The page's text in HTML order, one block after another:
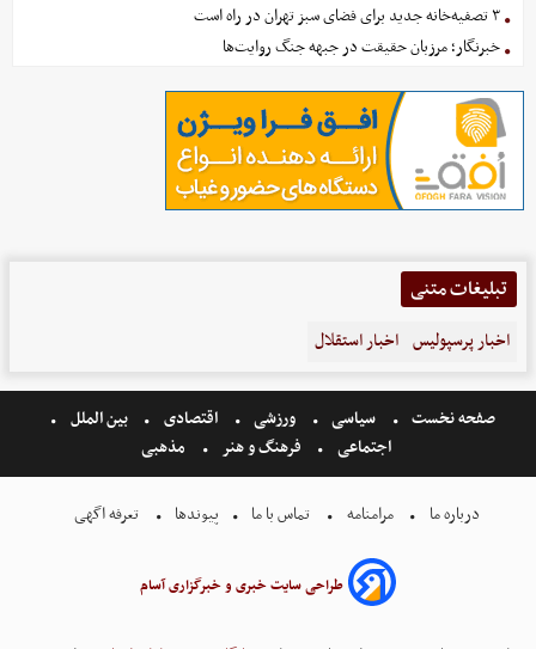
۳ تصفیه‌خانه جدید برای فضای سبز تهران در راه است
خبرنگار؛ مرزبان حقیقت در جبهه جنگ روایت‌ها
تبلیغات متنی
اخبار پرسپولیس اخبار استقلال
صفحه نخست سیاسی ورزشی اقتصادی
بین الملل
اجتماعی
فرهنگ و هنر مذهبی
درباره ما مرامنامه تماس با ما پیوندها تعرفه اگهی
طراحی سایت خبری و خبرگزاری آسام